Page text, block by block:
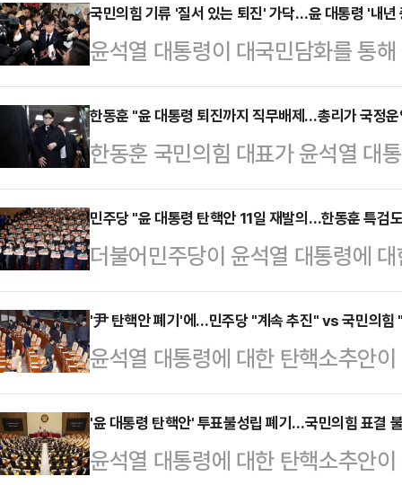
국민의힘 기류 '질서 있는 퇴진' 가닥…윤 대통령 '내년
윤석열 대통령이 대국민담화를 통
임기 문제까지도 내려놓았다. 이에
질서 있는 퇴진이라는 '소프트 랜딩
추안은 부결하되 이재명 더불어민
결 시점을 고려해, 내년 중순 윤 대
국민들께 제시할 필요가 있다는 관
대국민담화 직후 국회에 모여 의원
부쳐질 탄핵소추안 관련 …
한동훈 "윤 대통령 퇴진까지 직무배제…총리가 국정
한동훈 국민의힘 대표가 윤석열 대
대표는 "대통령은 퇴진 시까지 사
과 합의해 국정운영을 챙길 것"이
며 기자들과 만나 "계엄 선포 이후
송구하다"며 이같이 말했다.그는 "(
다. 그래서 계엄을 막으려 제일 먼
하게 한 것이고, 대통령으로 하여금
상 퇴진 약속…
민주당 "윤 대통령 탄핵안 11일 재발의…한동훈 특검
더불어민주당이 윤석열 대통령에
못해 '투표불성립'으로 자동폐기 된
일 재발의해 14일 본회의에서 표결
은 7일 오후 국회본청에서 열린 의
으로 특정하지 않았지만 (11일 재
할 것 같다"고 했다.윤 원내대변인
국회 본회의에서 계속 (재발의를)
'尹 탄핵안 폐기'에…민주당 "계속 추진" vs 국민의힘
윤석열 대통령에 대한 탄핵소추안
자동 폐기되자, 더불어민주당 등 야
진하겠단 방침을 세웠다. 반면 여당
임 있는 방식으로 이 위기를 수습하
'윤 대통령 탄핵안' 투표불성립 폐기…국민의힘 표결
윤석열 대통령에 대한 탄핵소추안